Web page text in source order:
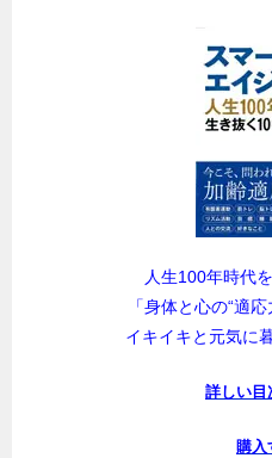
人生100年時代
「身体と心の“適
イキイキと元気に
詳しい目
購入